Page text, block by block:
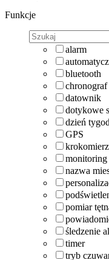
Funkcje
alarm
bluetooth
chronograf
datownik
dotykowe
dzień
GPS
krokomierz
monitoring
nazwa
pomiar
śledzenie
timer
tryb